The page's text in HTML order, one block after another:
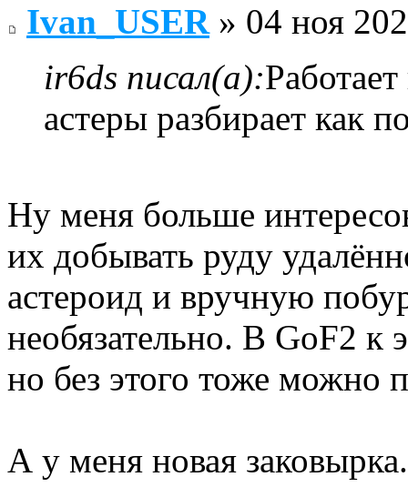
Ivan_USER» 04 ноя
ir6ds писал(а):
астеры разбирает как
Ну меня больше
их добывать руду
астероид и вручную
необязательно. В GoF2
но без этого тоже можно
А у меня новая заковырка.